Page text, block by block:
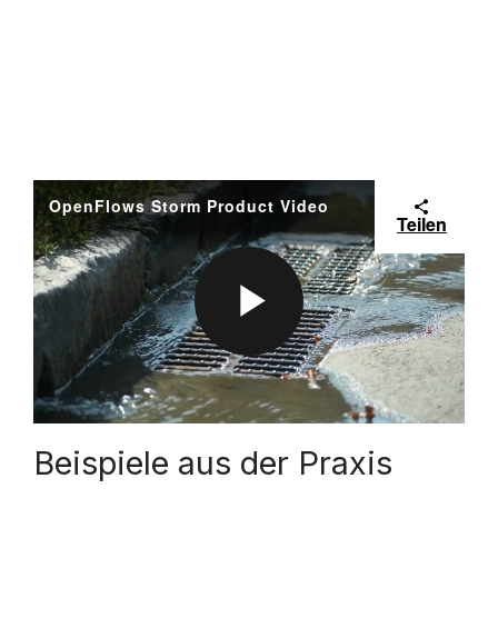
OpenFlows Storm Product Video
Teilen
P
L
Beispiele aus der Praxis